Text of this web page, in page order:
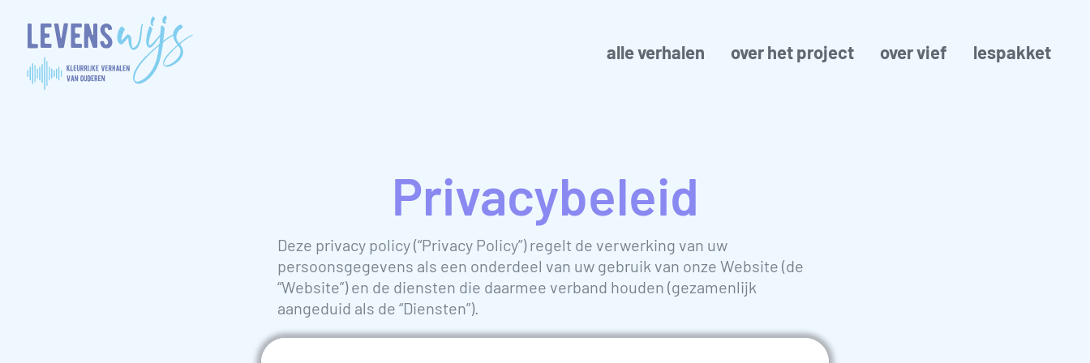
alle verhalen over het project over vief lespakket
Privacybeleid
Deze privacy policy (“Privacy Policy”) regelt de verwerking van uw
persoonsgegevens als een onderdeel van uw gebruik van onze Website (de
“Website”) en de diensten die daarmee verband houden (gezamenlijk
aangeduid als de “Diensten”).